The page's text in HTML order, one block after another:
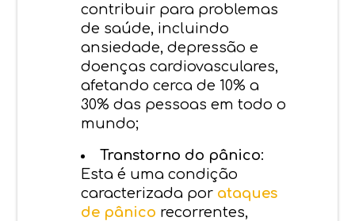
contribuir para problemas
de saúde, incluindo
ansiedade, depressão e
doenças cardiovasculares,
afetando cerca de 10% a
30% das pessoas em todo o
mundo;
Transtorno do pânico:
Esta é uma condição
caracterizada por ataques
de pânico recorrentes,